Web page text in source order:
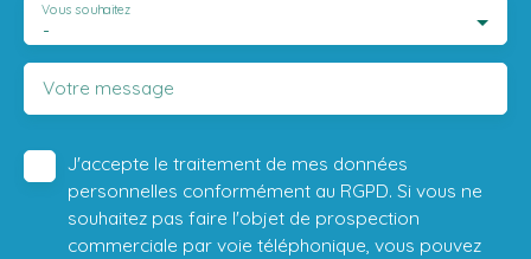
-
Vous souhaitez
Votre message
J'accepte le traitement de mes données
personnelles conformément au RGPD. Si vous ne
souhaitez pas faire l'objet de prospection
commerciale par voie téléphonique, vous pouvez